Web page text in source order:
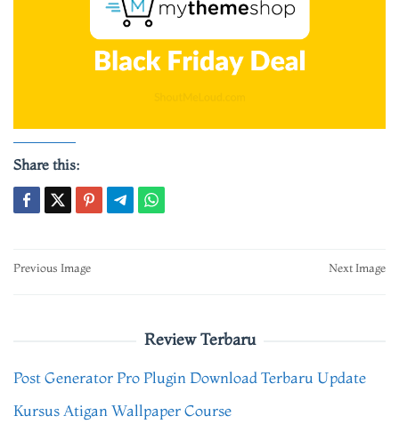
Share this:
Post
Previous Image Next Image
Review Terbaru
Post Generator Pro Plugin Download Terbaru Update
Kursus Atigan Wallpaper Course